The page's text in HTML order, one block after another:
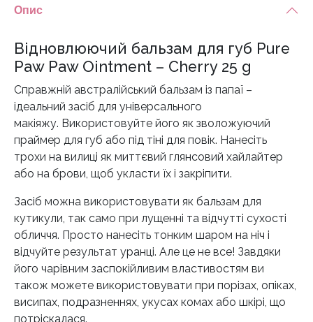
Cherry
кількість
Опис
Відновлюючий бальзам для губ Pure
Paw Paw Ointment – Cherry 25 g
Справжній австралійський бальзам із папаї –
ідеальний засіб для універсального
макіяжу. Використовуйте його як зволожуючий
праймер для губ або під тіні для повік. Нанесіть
трохи на вилиці як миттєвий глянсовий хайлайтер
або на брови, щоб укласти їх і закріпити.
Засіб можна використовувати як бальзам для
кутикули, так само при лущенні та відчутті сухості
обличчя. Просто нанесіть тонким шаром на ніч і
відчуйте результат уранці. Але це не все! Завдяки
його чарівним заспокійливим властивостям ви
також можете використовувати при порізах, опіках,
висипах, подразненнях, укусах комах або шкірі, що
потріскалася.